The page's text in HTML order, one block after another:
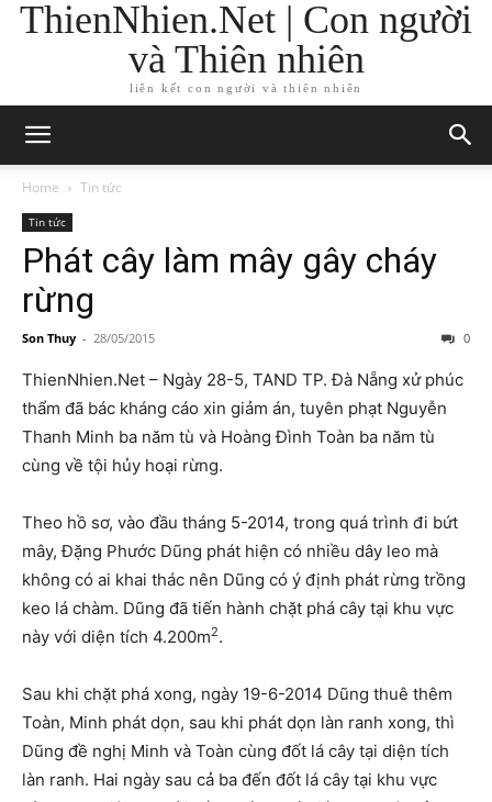
ThienNhien.Net | Con người
và Thiên nhiên
liên kết con người và thiên nhiên
Home Tin tức
Tin tức
Phát cây làm mây gây cháy
rừng
Son Thuy - 28/05/2015 0
ThienNhien.Net – Ngày 28-5, TAND TP. Đà Nẵng xử phúc
thẩm đã bác kháng cáo xin giảm án, tuyên phạt Nguyễn
Thanh Minh ba năm tù và Hoàng Đình Toàn ba năm tù
cùng về tội hủy hoại rừng.
Theo hồ sơ, vào đầu tháng 5-2014, trong quá trình đi bứt
mây, Đặng Phước Dũng phát hiện có nhiều dây leo mà
không có ai khai thác nên Dũng có ý định phát rừng trồng
keo lá chàm. Dũng đã tiến hành chặt phá cây tại khu vực
này với diện tích 4.200m2.
Sau khi chặt phá xong, ngày 19-6-2014 Dũng thuê thêm
Toàn, Minh phát dọn, sau khi phát dọn làn ranh xong, thì
Dũng đề nghị Minh và Toàn cùng đốt lá cây tại diện tích
làn ranh. Hai ngày sau cả ba đến đốt lá cây tại khu vực